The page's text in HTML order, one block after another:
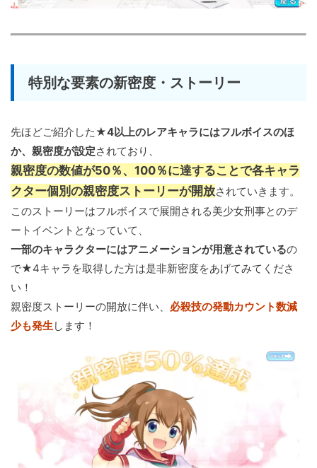
特別な要素の新密度・ストーリー
先ほどご紹介した★4以上のレアキャラにはフルボイスのほ
か、親密度が設定されており、
親密度の数値が50％、100％に達することで各キャラ
クター個別の親密度ストーリーが開放されていきます。
このストーリーはフルボイスで展開される美少女刑事とのデ
ートイベントとなっていて、
一部のキャラクターにはアニメーションが用意されているの
で★4キャラを取得した方は是非新密度をあげてみてくださ
い！
親密度ストーリーの開放に伴い、 必殺技の発動カウント数減
少も発生します！